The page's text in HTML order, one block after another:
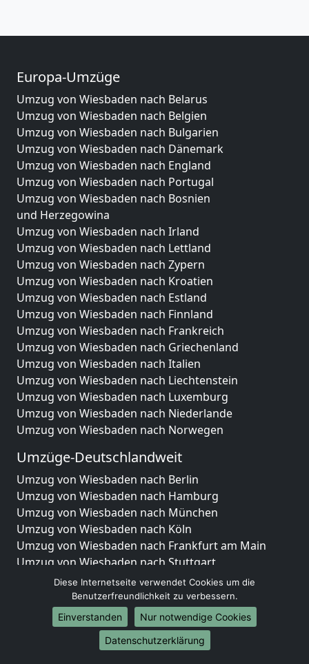
Europa-Umzüge
Umzug von Wiesbaden nach Belarus
Umzug von Wiesbaden nach Belgien
Umzug von Wiesbaden nach Bulgarien
Umzug von Wiesbaden nach Dänemark
Umzug von Wiesbaden nach England
Umzug von Wiesbaden nach Portugal
Umzug von Wiesbaden nach Bosnien
und Herzegowina
Umzug von Wiesbaden nach Irland
Umzug von Wiesbaden nach Lettland
Umzug von Wiesbaden nach Zypern
Umzug von Wiesbaden nach Kroatien
Umzug von Wiesbaden nach Estland
Umzug von Wiesbaden nach Finnland
Umzug von Wiesbaden nach Frankreich
Umzug von Wiesbaden nach Griechenland
Umzug von Wiesbaden nach Italien
Umzug von Wiesbaden nach Liechtenstein
Umzug von Wiesbaden nach Luxemburg
Umzug von Wiesbaden nach Niederlande
Umzug von Wiesbaden nach Norwegen
Umzüge-Deutschlandweit
Umzug von Wiesbaden nach Berlin
Umzug von Wiesbaden nach Hamburg
Umzug von Wiesbaden nach München
Umzug von Wiesbaden nach Köln
Umzug von Wiesbaden nach Frankfurt am Main
Umzug von Wiesbaden nach Stuttgart
Umzug von Wiesbaden nach Düsseldorf
Umzug von Wiesbaden nach Leipzig
Umzug von Wiesbaden nach Dortmund
Umzug von Wiesbaden nach Essen
Umzug von Wiesbaden nach Bremen
Diese Internetseite verwendet Cookies um die
Benutzerfreundlichkeit zu verbessern.
Einverstanden
Nur notwendige Cookies
Datenschutzerklärung